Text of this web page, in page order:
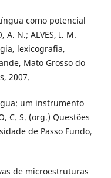
como potencial
N.; ALVES, I. M.
lexicografia,
Mato Grosso do
2007.
um instrumento
C. S. (org.) Questões
de Passo Fundo,
de microestruturas